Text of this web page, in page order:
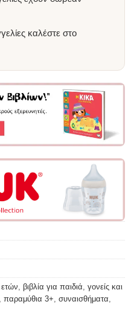
καλέστε στο
ετών, βιβλία για παιδιά, γονείς και
, παραμύθια 3+, συναισθήματα,